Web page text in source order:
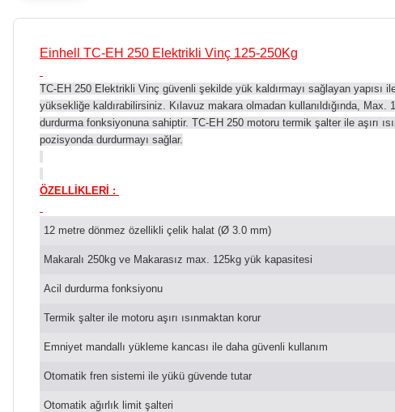
Einhell TC-EH 250 Elektrikli Vinç 125-250Kg
TC-EH 250 Elektrikli Vinç güvenli şekilde yük kaldırmayı sağlayan yapısı
yüksekliğe kaldırabilirsiniz. Kılavuz makara olmadan kullanıldığında,
durdurma fonksiyonuna sahiptir. TC-EH 250 motoru termik şalter ile aşırı
pozisyonda durdurmayı sağlar.
ÖZELLİKLERİ :
12 metre dönmez özellikli çelik halat (Ø 3.0 mm)
Makaralı 250kg ve Makarasız max. 125kg yük kapasitesi
Acil durdurma fonksiyonu
Termik şalter ile motoru aşırı ısınmaktan korur
Emniyet mandallı yükleme kancası ile daha güvenli kullanım
Otomatik fren sistemi ile yükü güvende tutar
Otomatik ağırlık limit şalteri